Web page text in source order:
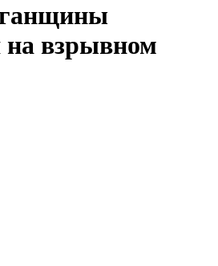
на взрывном